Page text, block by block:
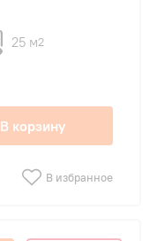
25 м2
В корзину
В избранное